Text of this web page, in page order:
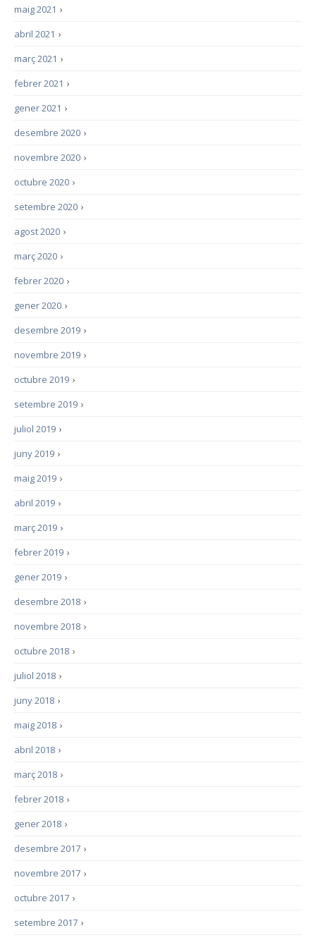
›
maig 2021
›
abril 2021
›
març 2021
›
febrer 2021
›
gener 2021
›
desembre 2020
›
novembre 2020
›
octubre 2020
›
setembre 2020
›
agost 2020
›
març 2020
›
febrer 2020
›
gener 2020
›
desembre 2019
›
novembre 2019
›
octubre 2019
›
setembre 2019
›
juliol 2019
›
juny 2019
›
maig 2019
›
abril 2019
›
març 2019
›
febrer 2019
›
gener 2019
›
desembre 2018
›
novembre 2018
›
octubre 2018
›
juliol 2018
›
juny 2018
›
maig 2018
›
abril 2018
›
març 2018
›
febrer 2018
›
gener 2018
›
desembre 2017
›
novembre 2017
›
octubre 2017
›
setembre 2017